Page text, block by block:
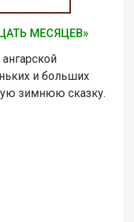
МЕСЯЦЕВ»
и больших
зимнюю сказку.